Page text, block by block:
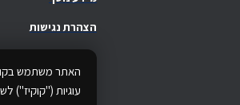
האתר משתמש
עוגיות ("קוקיז")
הצהרת נגישות